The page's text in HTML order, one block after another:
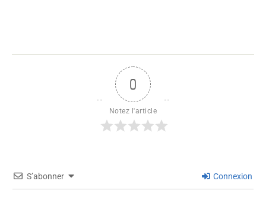
0
Notez l'article
S’abonner Connexion